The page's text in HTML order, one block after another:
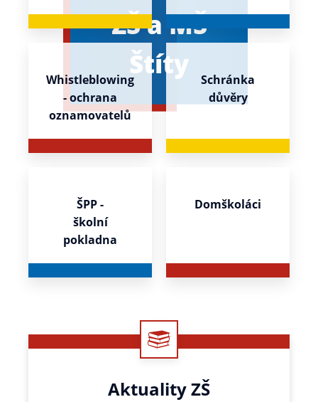
ZŠ a MŠ
Štíty
Whistleblowing
- ochrana
oznamovatelů
Schránka
důvěry
ŠPP -
školní
pokladna
Domškoláci
Aktuality ZŠ